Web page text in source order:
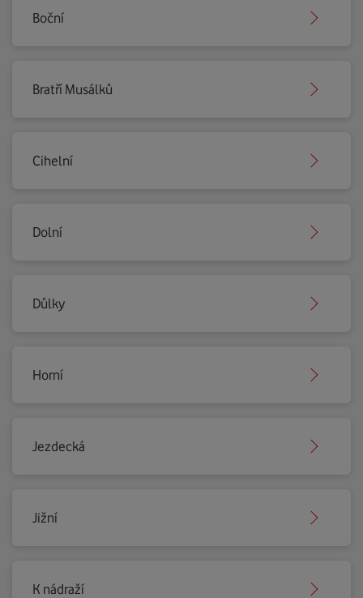
Boční
Bratří Musálků
Cihelní
Dolní
Důlky
Horní
Jezdecká
Jižní
K nádraží